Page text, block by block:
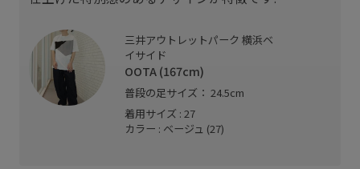
三井アウトレットパーク 横浜ベ
イサイド
OOTA (167cm)
普段の足サイズ： 24.5cm
着用サイズ : 27
カラー : ベージュ (27)